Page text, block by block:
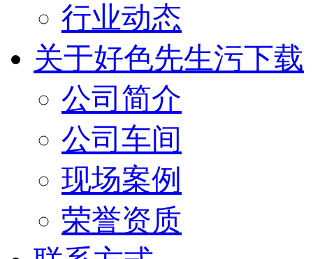
行业动态
关于好色先生污下载
公司简介
公司车间
现场案例
荣誉资质